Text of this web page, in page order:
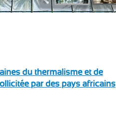
du thermalisme et de
par des pays africains